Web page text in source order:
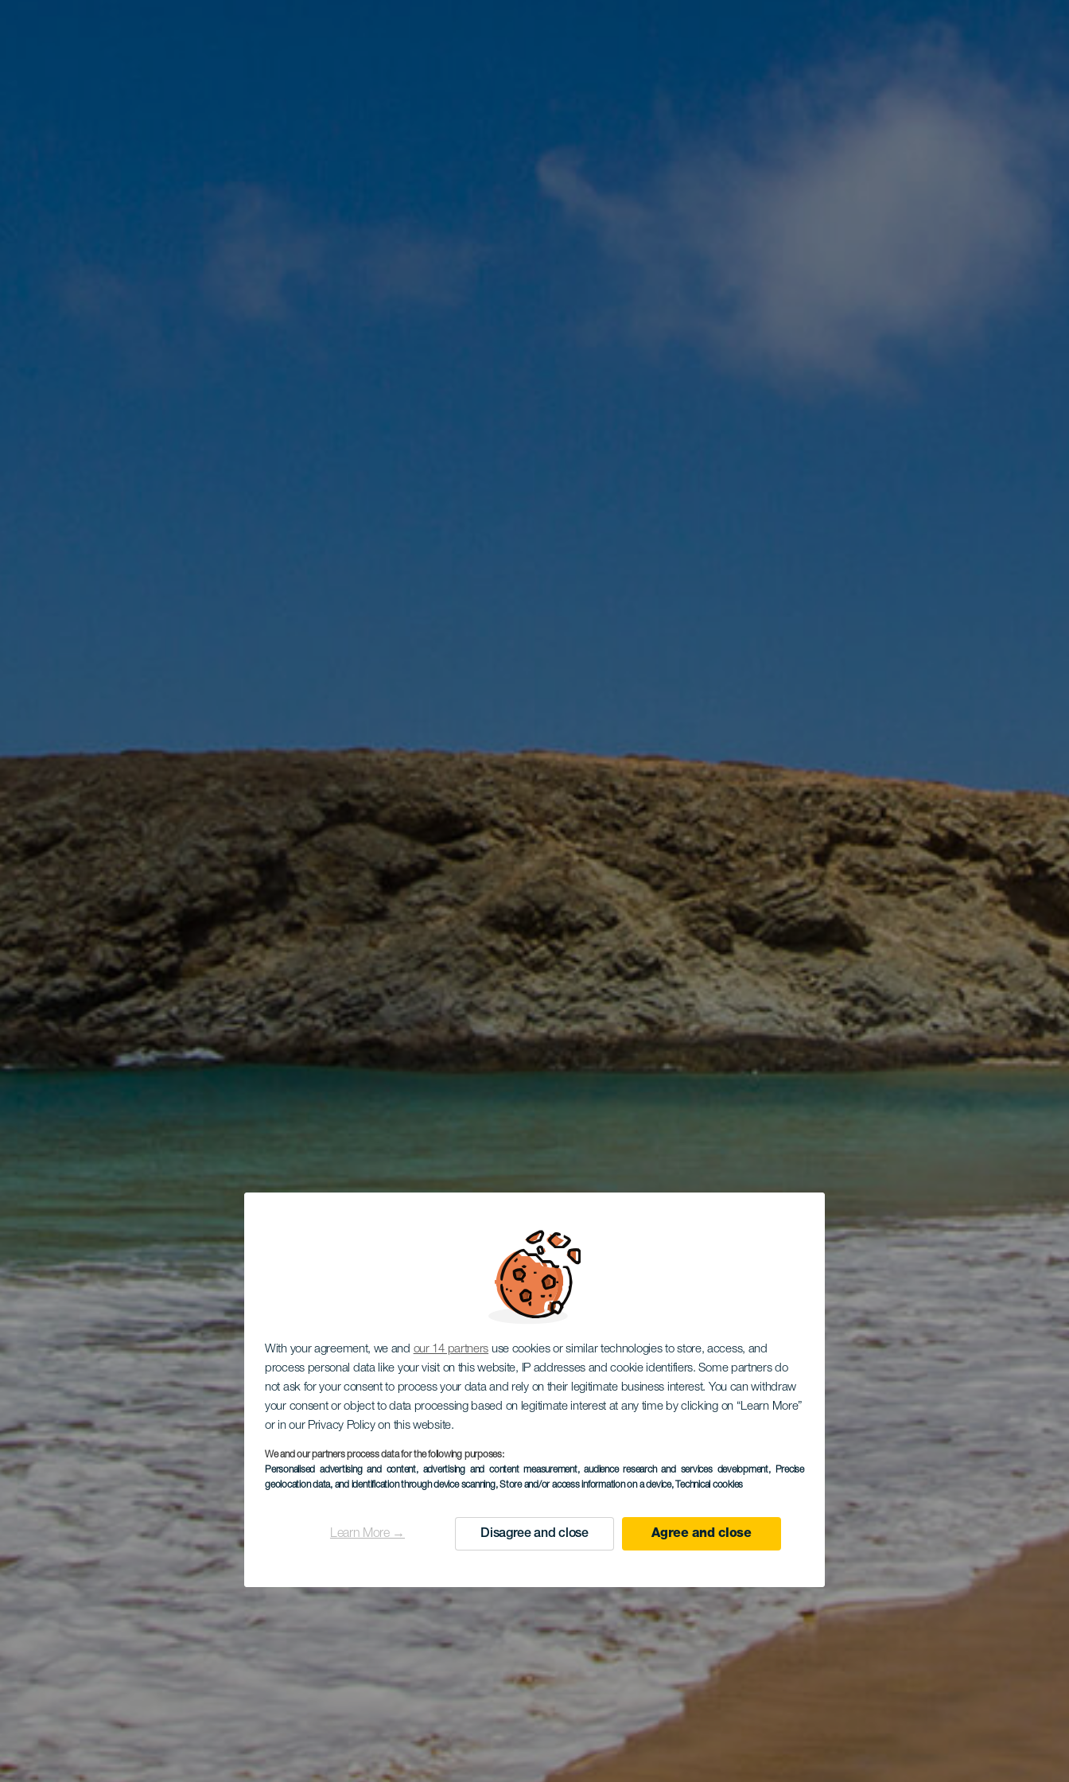
With your agreement, we and our 14 partners use cookies or similar technologies to store, access, and
process personal data like your visit on this website, IP addresses and cookie identifiers. Some partners do
not ask for your consent to process your data and rely on their legitimate business interest. You can withdraw
your consent or object to data processing based on legitimate interest at any time by clicking on “Learn More”
or in our Privacy Policy on this website.
We and our partners process data for the following purposes:
Personalised advertising and content, advertising and content measurement, audience research and services development, Precise
geolocation data, and identification through device scanning, Store and/or access information on a device, Technical cookies
Learn More → Disagree and close Agree and close